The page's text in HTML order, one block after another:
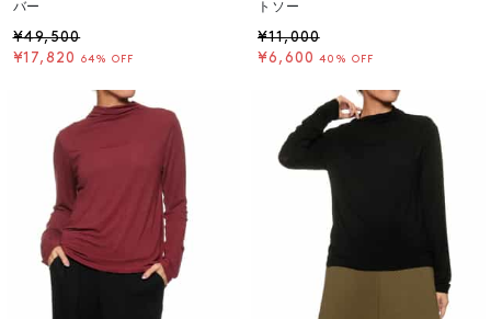
バー
¥49,500
¥17,820
64% OFF
トソー
¥11,000
¥6,600 40% OFF